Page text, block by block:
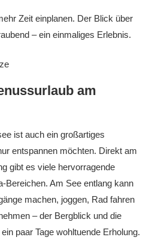
Zeit einplanen. Der Blick über
– ein einmaliges Erlebnis.
am
ist auch ein großartiges
entspannen möchten. Direkt am
gibt es viele hervorragende
Bereichen. Am See entlang kann
machen, joggen, Rad fahren
– der Bergblick und die
paar Tage wohltuende Erholung.